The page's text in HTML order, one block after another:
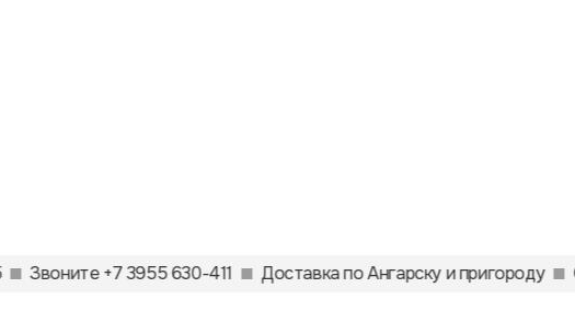
Звоните +7 3955 630-411 Доставка по Ангарску и пригороду